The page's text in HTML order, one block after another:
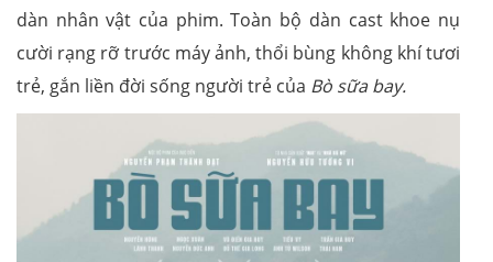
dàn nhân vật của phim. Toàn bộ dàn cast khoe nụ
cười rạng rỡ trước máy ảnh, thổi bùng không khí tươi
trẻ, gắn liền đời sống người trẻ của Bò sữa bay.